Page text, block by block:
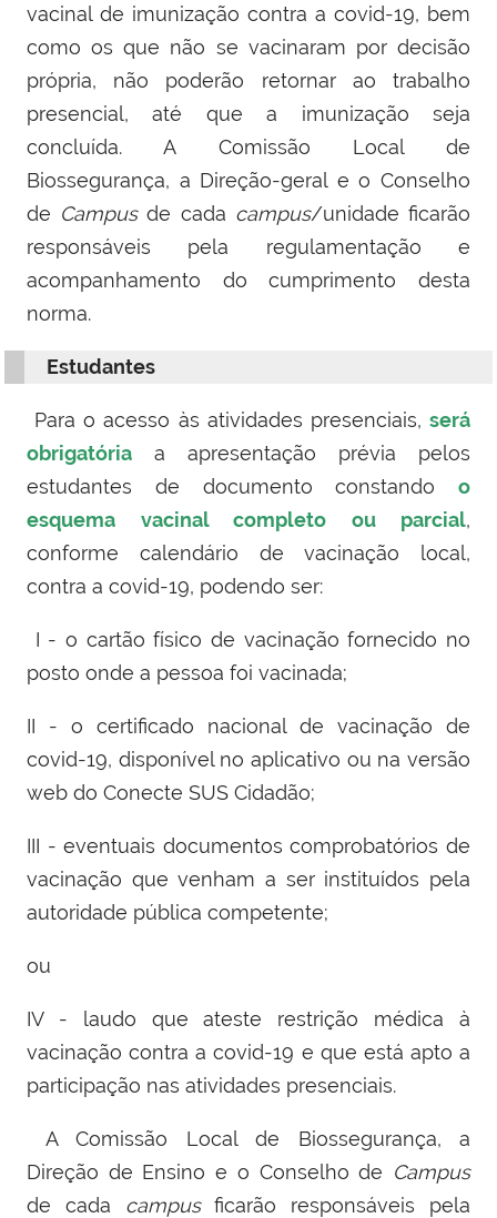
vacinal de imunização contra a covid-19, bem
como os que não se vacinaram por decisão
própria, não poderão retornar ao trabalho
presencial, até que a imunização seja
concluída. A Comissão Local de
Biossegurança, a Direção-geral e o Conselho
de Campusde cada campus/unidade ficarão
responsáveis pela regulamentação e
acompanhamento do cumprimento desta
norma.
Estudantes
Para o acesso às atividades presenciais, será
obrigatória a apresentação prévia pelos
estudantes de documento constando o
esquema vacinal completo ou parcial,
conforme calendário de vacinação local,
contra a covid-19, podendo ser:
I - o cartão físico de vacinação fornecido no
posto onde a pessoa foi vacinada;
II - o certificado nacional de vacinação de
covid-19, disponível no aplicativo ou na versão
web do Conecte SUS Cidadão;
III - eventuais documentos comprobatórios de
vacinação que venham a ser instituídos pela
autoridade pública competente;
ou
IV - laudo que ateste restrição médica à
vacinação contra a covid-19 e que está apto a
participação nas atividades presenciais.
A Comissão Local de Biossegurança, a
Direção de Ensino e o Conselho de Campus
de cada campusficarão responsáveis pela